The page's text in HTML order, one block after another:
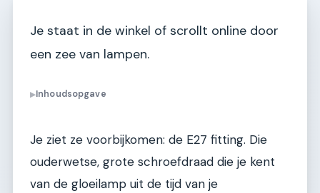
Je staat in de winkel of scrollt online door
een zee van lampen.
▶Inhoudsopgave
Je ziet ze voorbijkomen: de E27 fitting. Die
ouderwetse, grote schroefdraad die je kent
van de gloeilamp uit de tijd van je